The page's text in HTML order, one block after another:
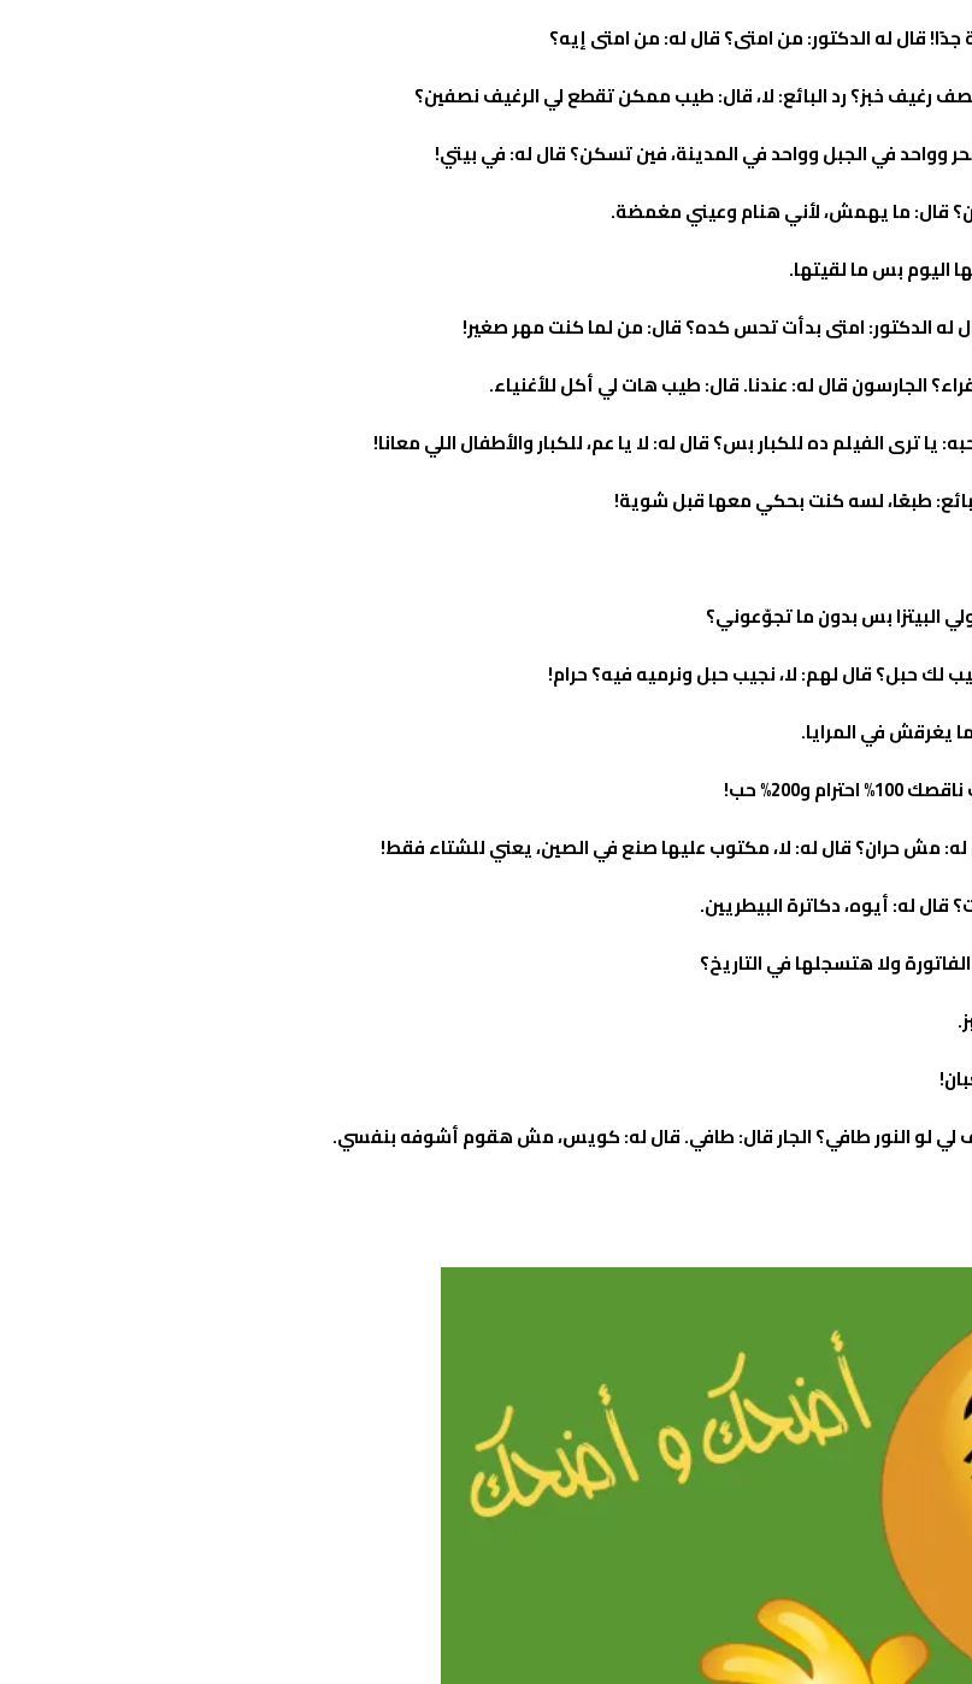
قال له الدكتور: من امتى؟ قال له: من امتى إيه؟
رغيف خبز؟ رد البائع: لا، قال: طيب ممكن تقطع لي الرغيف نصفين؟
وواحد في الجبل وواحد في المدينة، فين تسكن؟ قال له: في بيتي!
قال: ما يهمش، لأني هنام وعيني مغمضة.
اليوم بس ما لقيتها.
له الدكتور: امتى بدأت تحس كده؟ قال: من لما كنت مهر صغير!
الجارسون قال له: عندنا. قال: طيب هات لي أكل للأغنياء.
ترى الفيلم ده للكبار بس؟ قال له: لا يا عم، للكبار والأطفال اللي معانا!
طبعًا، لسه كنت بحكي معها قبل شوية!
بس بدون ما تجوّعوني؟
لك حبل؟ قال لهم: لا، نجيب حبل ونرميه فيه؟ حرام!
يغرقش في المرايا.
حب!
حران؟ قال له: لا، مكتوب عليها صنع في الصين، يعني للشتاء فقط!
قال له: أيوه، دكاترة البيطريين.
ولا هتسجلها في التاريخ؟
لو النور طافي؟ الجار قال: طافي. قال له: كويس، مش هقوم أشوفه بنفسي.